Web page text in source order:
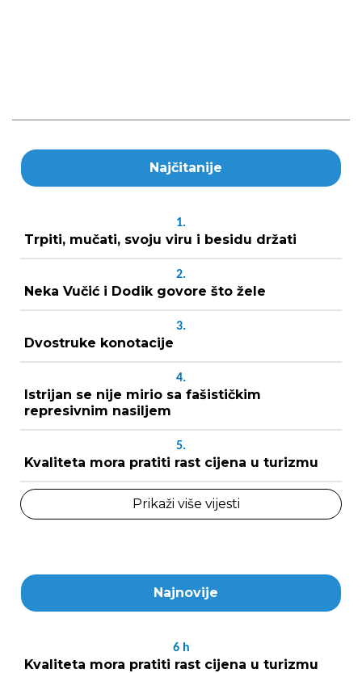
Najčitanije
1.
Trpiti, mučati, svoju viru i besidu držati
2.
Neka Vučić i Dodik govore što žele
3.
Dvostruke konotacije
4.
Istrijan se nije mirio sa fašističkim
represivnim nasiljem
5.
Kvaliteta mora pratiti rast cijena u turizmu
Prikaži više vijesti
Najnovije
6 h
Kvaliteta mora pratiti rast cijena u turizmu